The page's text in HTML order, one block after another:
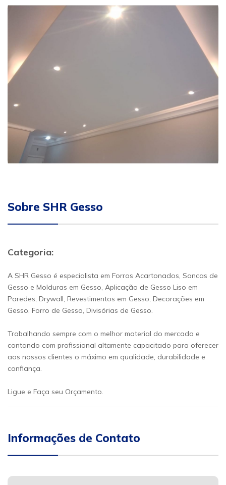
Sobre SHR Gesso
Categoria:
A SHR Gesso é especialista em Forros Acartonados, Sancas de
Gesso e Molduras em Gesso, Aplicação de Gesso Liso em
Paredes, Drywall, Revestimentos em Gesso, Decorações em
Gesso, Forro de Gesso, Divisórias de Gesso.
Trabalhando sempre com o melhor material do mercado e
contando com profissional altamente capacitado para oferecer
aos nossos clientes o máximo em qualidade, durabilidade e
confiança.
Ligue e Faça seu Orçamento.
Informações de Contato